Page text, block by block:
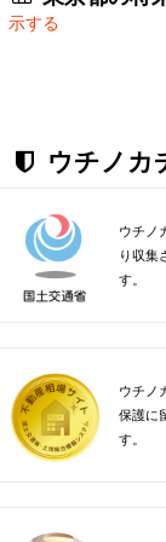
示する
ウチノカ
ウチノ
り収集
す。
ウチノ
保護に
す。